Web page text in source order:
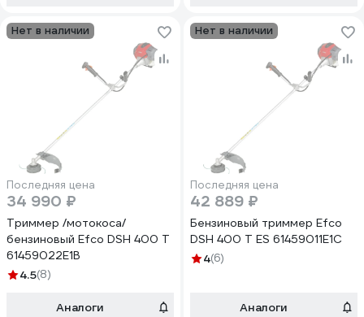
Нет в наличии
Последняя цена
34 990 ₽
Триммер /мотокоса/
бензиновый Efco DSH 400 T
61459022E1B
4.5(8)
Аналоги
Нет в наличии
Последняя цена
42 889 ₽
Бензиновый триммер Efco
DSH 400 T ES 61459011E1C
4(6)
Аналоги